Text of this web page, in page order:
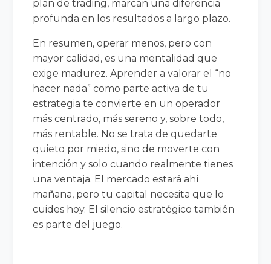
plan de trading, marcan una diferencia
profunda en los resultados a largo plazo.
En resumen, operar menos, pero con
mayor calidad, es una mentalidad que
exige madurez. Aprender a valorar el “no
hacer nada” como parte activa de tu
estrategia te convierte en un operador
más centrado, más sereno y, sobre todo,
más rentable. No se trata de quedarte
quieto por miedo, sino de moverte con
intención y solo cuando realmente tienes
una ventaja. El mercado estará ahí
mañana, pero tu capital necesita que lo
cuides hoy. El silencio estratégico también
es parte del juego.